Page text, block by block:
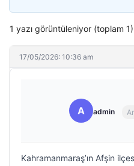
1 yazı görüntüleniyor (toplam 1)
17/05/2026: 10:36 am
A admin
Kahramanmaraş’ın Afşin